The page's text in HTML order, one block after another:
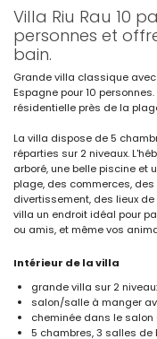
Villa Riu Rau 10
personnes et
bain.
Grande villa classique
Espagne pour 10
résidentielle près de la
La villa dispose de 5
réparties sur 2 niveaux.
arboré, une belle piscine et
plage, des commerces,
divertissement, des lieux
villa un endroit idéal pour
ou amis, et même vos
Intérieur de la villa
grande villa sur 2
salon/salle à manger
cheminée dans le salon
5 chambres, 3 salles de